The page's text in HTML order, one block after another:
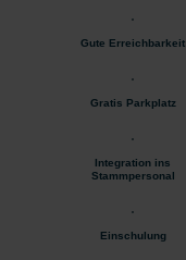
Gute Erreichbarkeit
Gratis Parkplatz
Integration ins
Stammpersonal
Einschulung